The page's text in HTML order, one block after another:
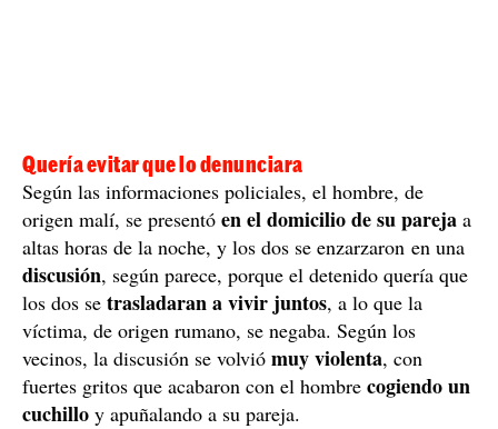
Quería evitar que lo denunciara
Según las informaciones policiales, el hombre, de
origen malí, se presentó en el domicilio de su pareja a
altas horas de la noche, y los dos se enzarzaron en una
discusión, según parece, porque el detenido quería que
los dos se trasladaran a vivir juntos, a lo que la
víctima, de origen rumano, se negaba. Según los
vecinos, la discusión se volvió muy violenta, con
fuertes gritos que acabaron con el hombre cogiendo un
cuchillo y apuñalando a su pareja.